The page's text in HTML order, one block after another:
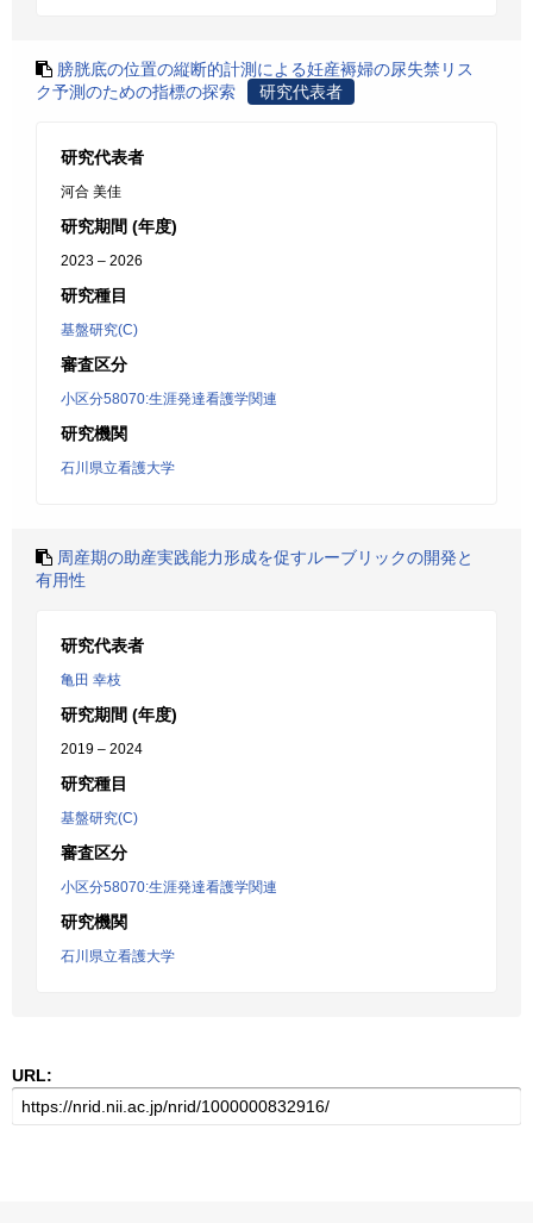
膀胱底の位置の縦断的計測による妊産褥婦の尿失禁リス
ク予測のための指標の探索
研究代表者
研究代表者
河合 美佳
研究期間 (年度)
2023 – 2026
研究種目
基盤研究(C)
審査区分
小区分58070:生涯発達看護学関連
研究機関
石川県立看護大学
周産期の助産実践能力形成を促すルーブリックの開発と
有用性
研究代表者
亀田 幸枝
研究期間 (年度)
2019 – 2024
研究種目
基盤研究(C)
審査区分
小区分58070:生涯発達看護学関連
研究機関
石川県立看護大学
URL: